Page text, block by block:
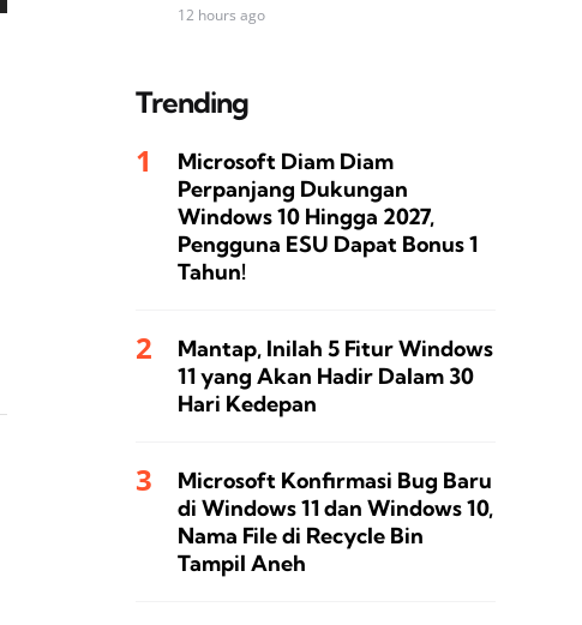
12 hours ago
Trending
Microsoft Diam Diam
Perpanjang Dukungan
Windows 10 Hingga 2027,
Pengguna ESU Dapat Bonus 1
Tahun!
Mantap, Inilah 5 Fitur Windows
11 yang Akan Hadir Dalam 30
Hari Kedepan
Microsoft Konfirmasi Bug Baru
di Windows 11 dan Windows 10,
Nama File di Recycle Bin
Tampil Aneh